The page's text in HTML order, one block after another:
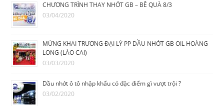
CHƯƠNG TRÌNH THAY NHỚT GB – BÊ QUÀ 8/3
03/04/2020
MỪNG KHAI TRƯƠNG ĐẠI LÝ PP DẦU NHỚT GB OIL HOÀNG
LONG (LÀO CAI)
03/03/2020
Dầu nhớt ô tô nhập khẩu có đặc điểm gì vượt trội ?
03/02/2020